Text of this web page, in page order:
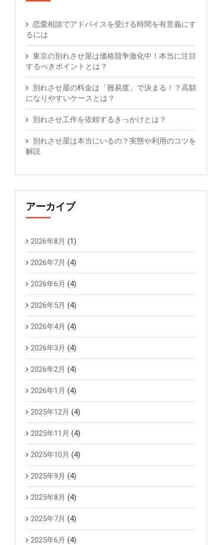
恋愛相談でアドバイスを受ける時間を有意義にす
るには
東京の別れさせ屋は価格競争激化中！本当に注目
するべきポイントとは？
別れさせ屋の料金は「難易度」で決まる！？高額
になりやすいケースとは？
別れさせ工作を依頼するきっかけとは？
別れさせ屋は本当にいるの？実態や利用のコツを
解説
アーカイブ
2026年8月 (1)
2026年7月 (4)
2026年6月 (4)
2026年5月 (4)
2026年4月 (4)
2026年3月 (4)
2026年2月 (4)
2026年1月 (4)
2025年12月 (4)
2025年11月 (4)
2025年10月 (4)
2025年9月 (4)
2025年8月 (4)
2025年7月 (4)
2025年6月 (4)